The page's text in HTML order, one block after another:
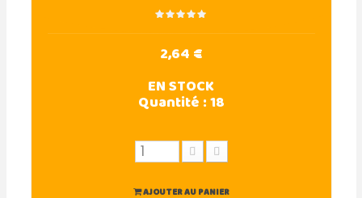
2,64 €
EN STOCK
Quantité :18
AJOUTER AU PANIER